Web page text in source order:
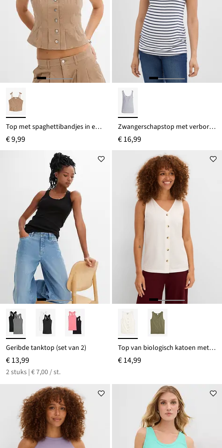
Top met spaghettibandjes in een elastische katoenmix
€ 9,99
Zwangerschapstop met verborgen borstvoedingsfunctie
€ 16,99
Geribde tanktop (set van 2)
€ 13,99
2 stuks | € 7,00 / st.
Top van biologisch katoen met vlamgaren
€ 14,99